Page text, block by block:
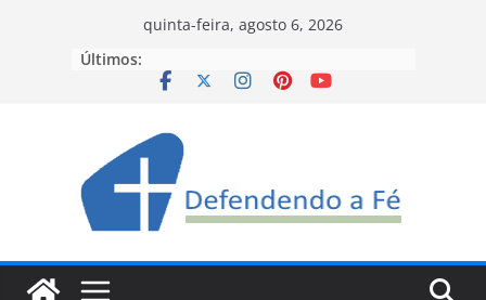
quinta-feira, agosto 6, 2026
Últimos: